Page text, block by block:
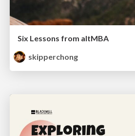
Six Lessons from altMBA
skipperchong